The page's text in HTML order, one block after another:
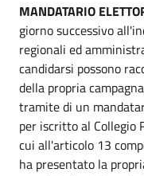
MANDATARIO
giorno successivo
regionali ed
candidarsi possono
della propria
tramite di un
per iscritto al Collegio
cui all'articolo 13
ha presentato la